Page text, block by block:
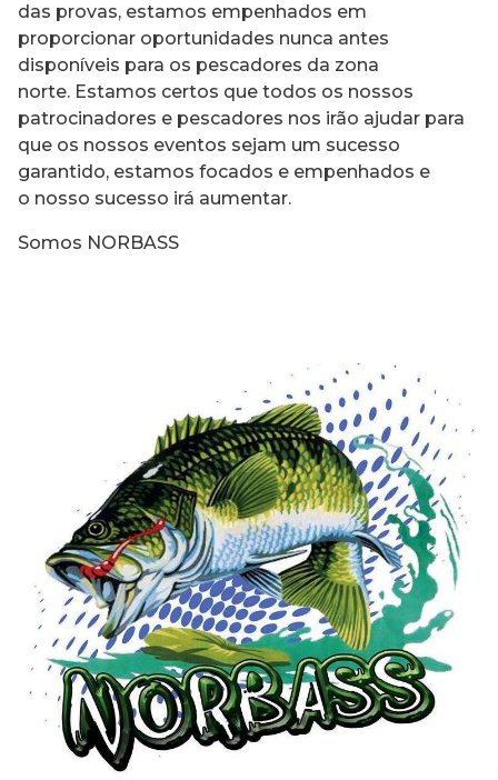
das provas, estamos empenhados em
proporcionar oportunidades nunca antes
disponíveis para os pescadores da zona
norte. Estamos certos que todos os nossos
patrocinadores e pescadores nos irão ajudar para
que os nossos eventos sejam um sucesso
garantido, estamos focados e empenhados e
o nosso sucesso irá aumentar.
Somos NORBASS